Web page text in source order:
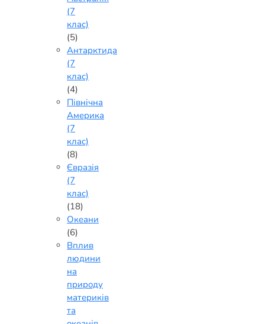
(7
клас)
(5)
Антарктида
(7
клас)
(4)
Північна
Америка
(7
клас)
(8)
Євразія
(7
клас)
(18)
Океани
(6)
Вплив
людини
на
природу
материків
та